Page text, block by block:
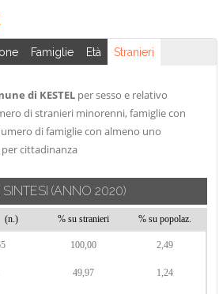
Famiglie Età Stranieri
di KESTEL per sesso e relativo
di stranieri minorenni, famiglie con
di famiglie con almeno uno
cittadinanza
(ANNO 2020)
(n.) % su stranieri % su popolaz.
100,00 2,49
49,97 1,24